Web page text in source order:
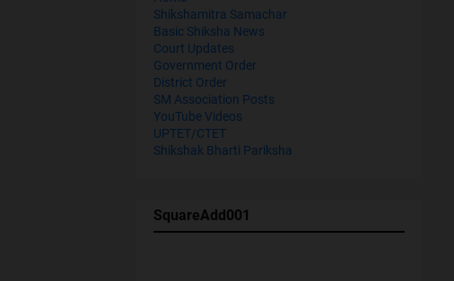
Shikshamitra Samachar
Basic Shiksha News
Court Updates
Government Order
District Order
SM Association Posts
YouTube Videos
UPTET/CTET
Shikshak Bharti Pariksha
SquareAdd001